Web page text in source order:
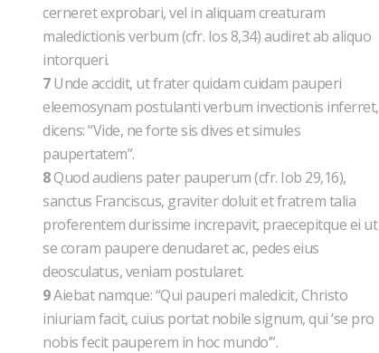
cerneret exprobari, vel in aliquam creaturam
maledictionis verbum (cfr. Ios 8,34) audiret ab aliquo
intorqueri.
7Unde accidit, ut frater quidam cuidam pauperi
eleemosynam postulanti verbum invectionis inferret,
dicens: “Vide, ne forte sis dives et simules
paupertatem”.
8Quod audiens pater pauperum (cfr. Iob 29,16),
sanctus Franciscus, graviter doluit et fratrem talia
proferentem durissime increpavit, praecepitque ei ut
se coram paupere denudaret ac, pedes eius
deosculatus, veniam postularet.
9Aiebat namque: “Qui pauperi maledicit, Christo
iniuriam facit, cuius portat nobile signum, qui ‘se pro
nobis fecit pauperem in hoc mundo’”.